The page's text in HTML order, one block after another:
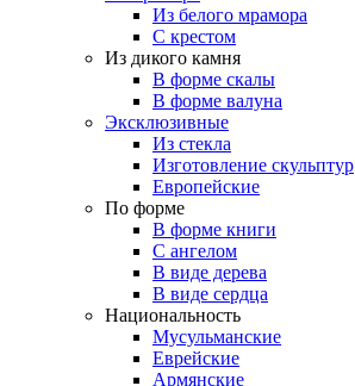
Из белого мрамора
С крестом
Из дикого камня
В форме скалы
В форме валуна
Эксклюзивные
Из стекла
Изготовление скульптур
Европейские
По форме
В форме книги
С ангелом
В виде дерева
В виде сердца
Национальность
Мусульманские
Еврейские
Армянские